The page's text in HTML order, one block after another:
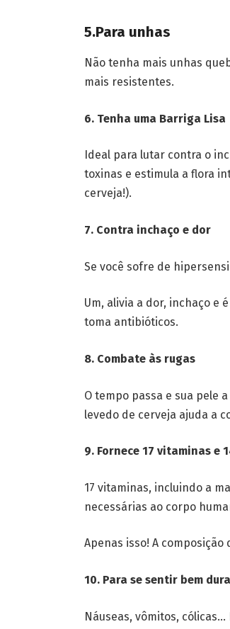
5.Para unhas
Não tenha mais unhas
mais resistentes.
6. Tenha uma Barriga Lisa
Ideal para lutar contra o
toxinas e estimula a flora
cerveja!).
7. Contra inchaço e dor
Se você sofre de
Um, alivia a dor, inchaço e
toma antibióticos.
8. Combate às rugas
O tempo passa e sua pele
levedo de cerveja ajuda a
9. Fornece 17 vitaminas e
17 vitaminas, incluindo a
necessárias ao corpo
Apenas isso! A
10. Para se sentir bem
Náuseas, vômitos,